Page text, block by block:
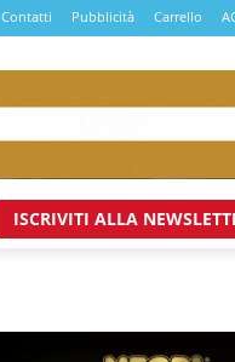
Contatti Pubblicità Carrello
ISCRIVITI ALLA